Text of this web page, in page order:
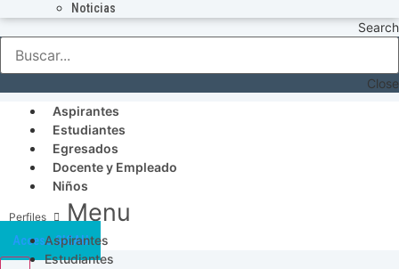
Noticias
Search
Close
Aspirantes
Estudiantes
Egresados
Docente y Empleado
Niños
Menu
Aspirantes
Estudiantes
Acceso SICAU